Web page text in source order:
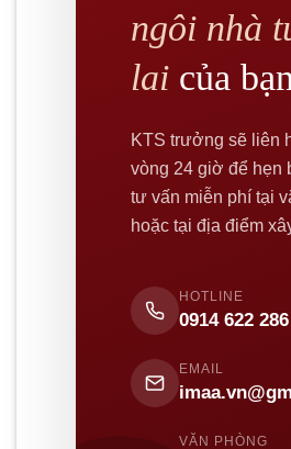
ngôi nhà
lai của
KTS trưởng sẽ liên
vòng 24 giờ để hẹn
tư vấn miễn phí tại
hoặc tại địa điểm
HOTLINE
0914 622 286
EMAIL
VĂN PHÒNG